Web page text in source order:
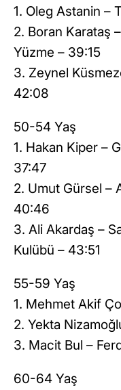
1. Oleg Astanin –
2. Boran Karataş
Yüzme – 39:15
3. Zeynel
42:08
50-54 Yaş
1. Hakan Kiper –
37:47
2. Umut Gürsel –
40:46
3. Ali Akardaş –
Kulübü – 43:51
55-59 Yaş
1. Mehmet Akif
2. Yekta
3. Macit Bul –
60-64 Yaş